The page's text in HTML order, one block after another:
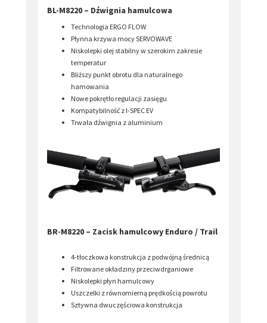
BL-M8220 – Dźwignia hamulcowa
Technologia ERGO FLOW
Płynna krzywa mocy SERVOWAVE
Niskolepki olej stabilny w szerokim zakresie
temperatur
Bliższy punkt obrotu dla naturalnego
hamowania
Nowe pokrętło regulacji zasięgu
Kompatybilność z I-SPEC EV
Trwała dźwignia z aluminium
BR-M8220 – Zacisk hamulcowy Enduro / Trail
4-tłoczkowa konstrukcja z podwójną średnicą
Filtrowane okładziny przeciwdrganiowe
Niskolepki płyn hamulcowy
Uszczelki z równomierną prędkością powrotu
Sztywna dwuczęściowa konstrukcja